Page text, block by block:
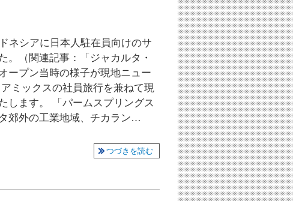
ネシアに日本人駐在員向けのサ
。（関連記事：「ジャカルタ・
ープン当時の様子が現地ニュー
ミックスの社員旅行を兼ねて現
します。 「パームスプリングス
郊外の工業地域、チカラン…
つづきを読む